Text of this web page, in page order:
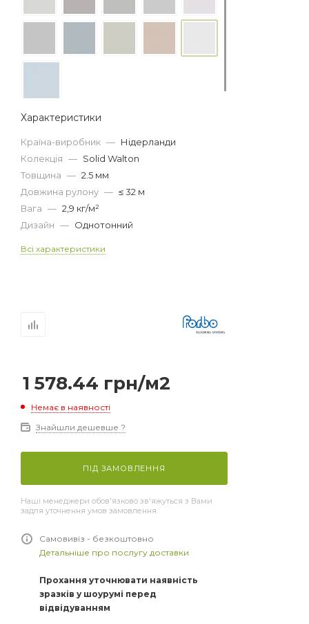
Характеристики
Країна-виробник — Нідерланди
Колекція — Solid Walton
Товщина — 2.5 мм
Довжина рулону — ≤ 32 м
Вага — 2,9 кг/м²
Дизайн — Однотонний
Всі характеристики
1 578.44 грн/м2
Немає в наявності
Знайшли дешевше ?
ПІД ЗАМОВЛЕННЯ
Наші менеджери обов'язково зв'яжуться з Вами
задля уточнення умов замовлення
Самовивіз - безкоштовно
Детальніше про послугу доставки
Прохання уточнювати наявність
зразків у шоурумі перед
відвідуванням